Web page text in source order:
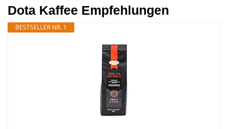
Dota Kaffee Empfehlungen
BESTSELLER NR. 1